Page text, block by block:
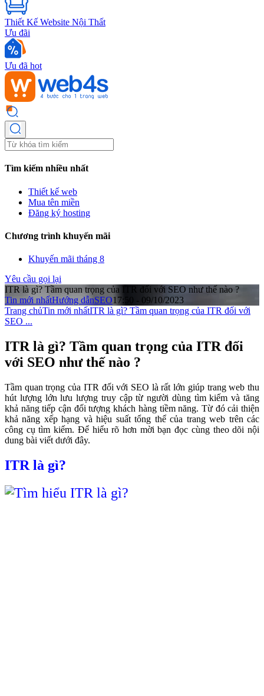
Thiết Kế Website Nội Thất
Ưu đãi
Ưu đã hot
Tìm kiếm nhiều nhất
Thiết kế web
Mua tên miền
Đăng ký hosting
Chương trình khuyến mãi
Khuyến mãi tháng 8
Yêu cầu gọi lại
ITR là gì? Tầm quan trọng của ITR đối với SEO như thế nào ?
Tin mới nhấtHướng dẫnSEO17:50 - 09/10/2023
Trang chủTin mới nhấtITR là gì? Tầm quan trọng của ITR đối với
SEO ...
ITR là gì? Tầm quan trọng của ITR đối
với SEO như thế nào ?
Tầm quan trọng của ITR đối với SEO là rất lớn giúp trang web thu
hút lượng lớn lưu lượng truy cập từ người dùng tìm kiếm và tăng
khả năng tiếp cận đối tượng khách hàng tiềm năng. Từ đó cải thiện
khả năng xếp hạng và hiệu suất tổng thể của trang web trên các
công cụ tìm kiếm. Để hiểu rõ hơn mời bạn đọc cùng theo dõi nội
dung bài viết dưới đây.
ITR là gì?